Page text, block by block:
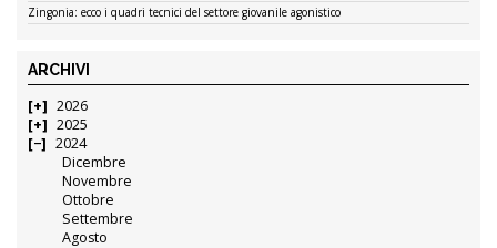
Zingonia: ecco i quadri tecnici del settore giovanile agonistico
ARCHIVI
2026
2025
2024
Dicembre
Novembre
Ottobre
Settembre
Agosto